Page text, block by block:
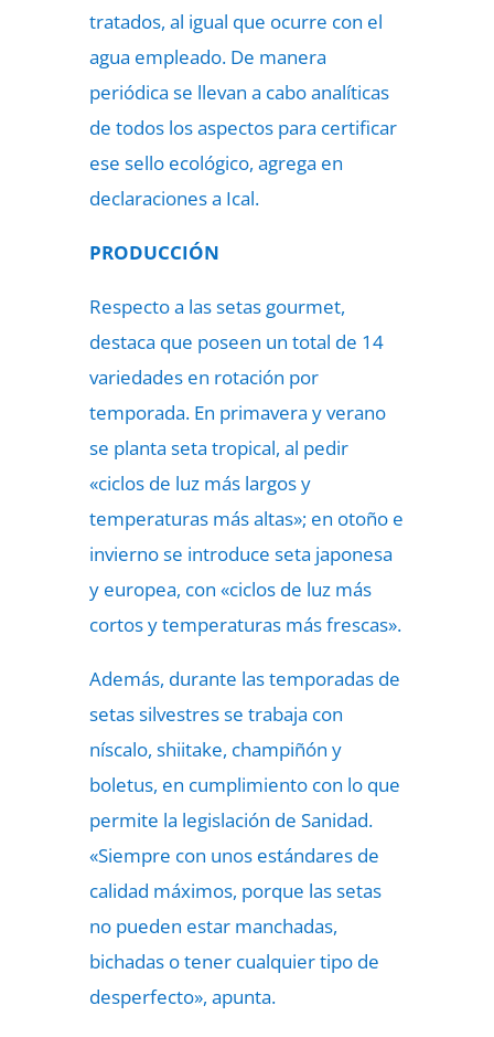
tratados, al igual que ocurre con el
agua empleado. De manera
periódica se llevan a cabo analíticas
de todos los aspectos para certificar
ese sello ecológico, agrega en
declaraciones a Ical.
PRODUCCIÓN
Respecto a las setas gourmet,
destaca que poseen un total de 14
variedades en rotación por
temporada. En primavera y verano
se planta seta tropical, al pedir
«ciclos de luz más largos y
temperaturas más altas»; en otoño e
invierno se introduce seta japonesa
y europea, con «ciclos de luz más
cortos y temperaturas más frescas».
Además, durante las temporadas de
setas silvestres se trabaja con
níscalo, shiitake, champiñón y
boletus, en cumplimiento con lo que
permite la legislación de Sanidad.
«Siempre con unos estándares de
calidad máximos, porque las setas
no pueden estar manchadas,
bichadas o tener cualquier tipo de
desperfecto», apunta.